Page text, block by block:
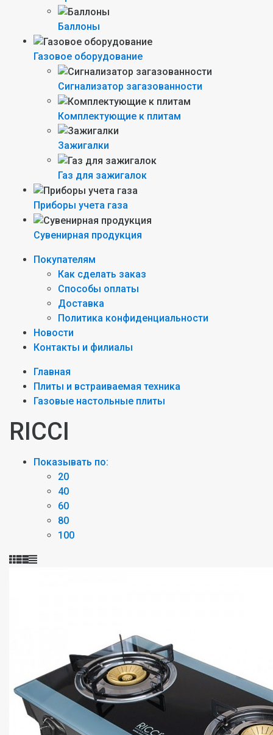
Баллоны
Газовое оборудование
Сигнализатор загазованности
Комплектующие к плитам
Зажигалки
Газ для зажигалок
Приборы учета газа
Сувенирная продукция
Покупателям
Как сделать заказ
Способы оплаты
Доставка
Политика конфиденциальности
Новости
Контакты и филиалы
Главная
Плиты и встраиваемая техника
Газовые настольные плиты
RICCI
Показывать по:
20
40
60
80
100